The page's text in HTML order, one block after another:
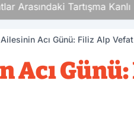
Arasındaki Tartışma
Acı Günü: Filiz Alp
Acı